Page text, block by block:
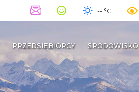
-- °C
PRZEDSIĘBIORCY ŚRODOWISKO